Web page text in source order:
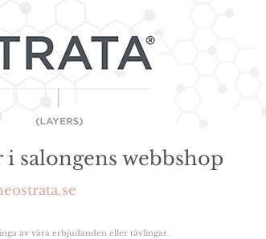
salongens webbshop
av våra erbjudanden eller tävlingar.